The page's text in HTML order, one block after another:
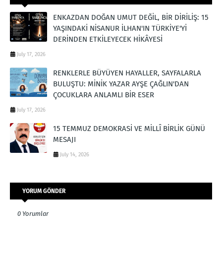
ENKAZDAN DOĞAN UMUT DEĞİL, BİR DİRİLİŞ: 15
YAŞINDAKİ NİSANUR İLHAN'IN TÜRKİYE'Yİ
DERİNDEN ETKİLEYECEK HİKÂYESİ
July 17, 2026
RENKLERLE BÜYÜYEN HAYALLER, SAYFALARLA
BULUŞTU: MİNİK YAZAR AYŞE ÇAĞLIN'DAN
ÇOCUKLARA ANLAMLI BİR ESER
July 17, 2026
15 TEMMUZ DEMOKRASİ VE MİLLÎ BİRLİK GÜNÜ
MESAJI
July 14, 2026
YORUM GÖNDER
0 Yorumlar